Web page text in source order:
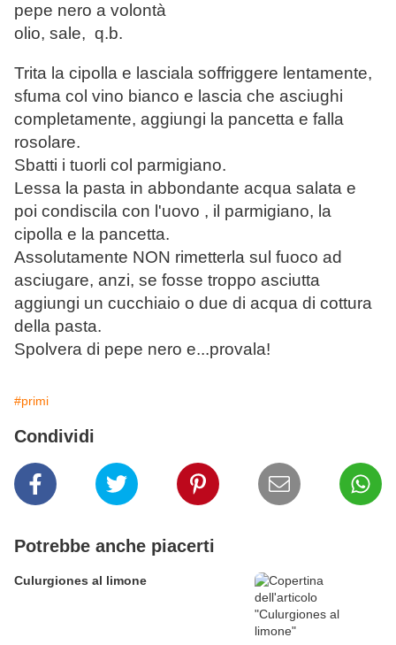
pepe nero a volontà
olio, sale, q.b.
Trita la cipolla e lasciala soffriggere lentamente,
sfuma col vino bianco e lascia che asciughi
completamente, aggiungi la pancetta e falla
rosolare.
Sbatti i tuorli col parmigiano.
Lessa la pasta in abbondante acqua salata e
poi condiscila con l'uovo , il parmigiano, la
cipolla e la pancetta.
Assolutamente NON rimetterla sul fuoco ad
asciugare, anzi, se fosse troppo asciutta
aggiungi un cucchiaio o due di acqua di cottura
della pasta.
Spolvera di pepe nero e...provala!
#primi
Condividi
Potrebbe anche piacerti
Culurgiones al limone